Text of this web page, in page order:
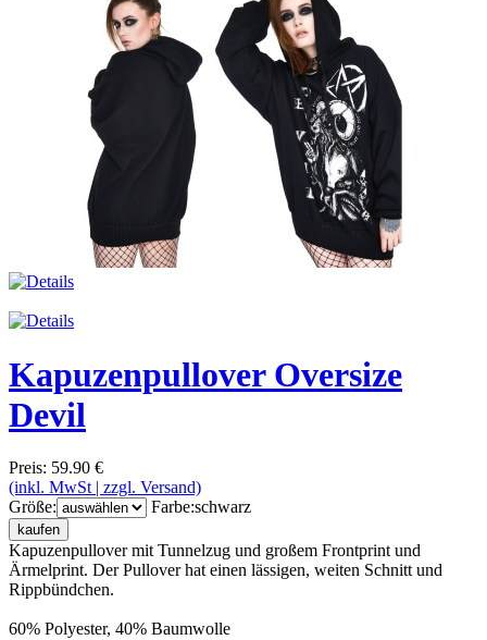
Kapuzenpullover Oversize
Devil
Preis: 59.90 €
(inkl. MwSt | zzgl. Versand)
Größe:
Farbe:schwarz
kaufen
Kapuzenpullover mit Tunnelzug und großem Frontprint und
Ärmelprint. Der Pullover hat einen lässigen, weiten Schnitt und
Rippbündchen.
60% Polyester, 40% Baumwolle